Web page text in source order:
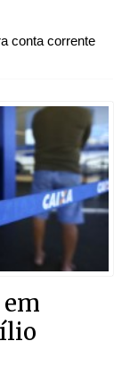
conta corrente